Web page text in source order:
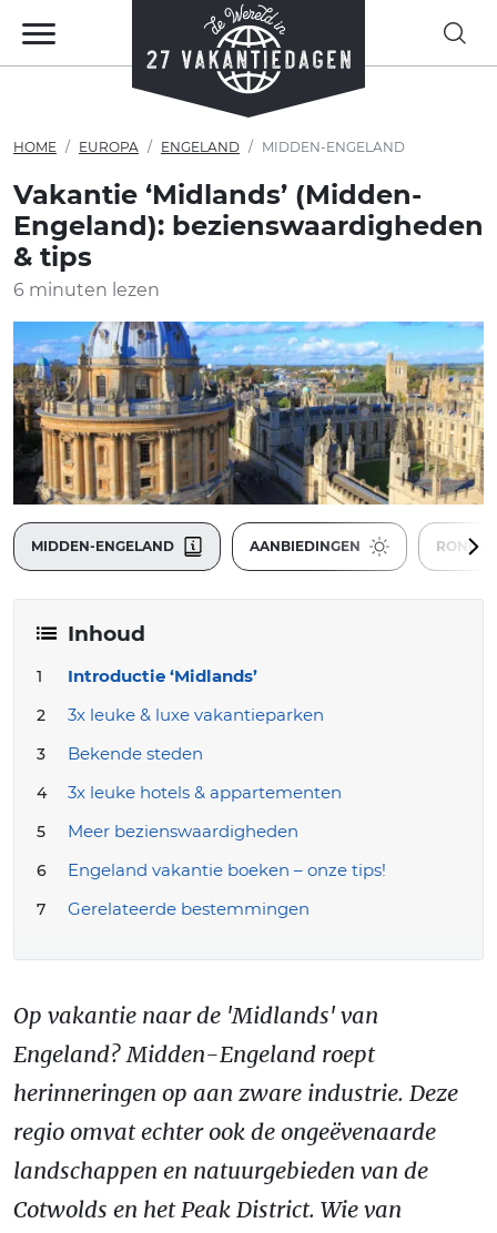
HOME EUROPA ENGELAND MIDDEN-ENGELAND
Vakantie ‘Midlands’ (Midden-
Engeland): bezienswaardigheden
& tips
6 minuten lezen
MIDDEN-ENGELAND AANBIEDINGEN
Inhoud
Introductie ‘Midlands’
3x leuke & luxe vakantieparken
Bekende steden
3x leuke hotels & appartementen
Meer bezienswaardigheden
Engeland vakantie boeken – onze tips!
Gerelateerde bestemmingen
Op vakantie naar de 'Midlands' van
Engeland? Midden-Engeland roept
herinneringen op aan zware industrie. Deze
regio omvat echter ook de ongeëvenaarde
landschappen en natuurgebieden van de
Cotwolds en het Peak District. Wie van